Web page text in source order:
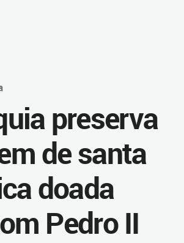
preserva
de santa
doada
Pedro II